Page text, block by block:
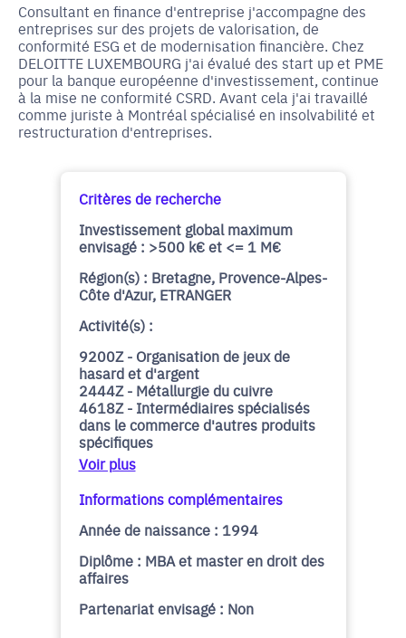
Consultant en finance d'entreprise j'accompagne des
entreprises sur des projets de valorisation, de
conformité ESG et de modernisation financière. Chez
DELOITTE LUXEMBOURG j'ai évalué des start up et PME
pour la banque européenne d'investissement, continue
à la mise ne conformité CSRD. Avant cela j'ai travaillé
comme juriste à Montréal spécialisé en insolvabilité et
restructuration d'entreprises.
Critères de recherche
Investissement global maximum
envisagé : >500 k€ et <= 1 M€
Région(s) : Bretagne, Provence-Alpes-
Côte d'Azur, ETRANGER
Activité(s) :
9200Z - Organisation de jeux de
hasard et d'argent
2444Z - Métallurgie du cuivre
4618Z - Intermédiaires spécialisés
dans le commerce d'autres produits
spécifiques
Voir plus
Informations complémentaires
Année de naissance : 1994
Diplôme : MBA et master en droit des
affaires
Partenariat envisagé : Non